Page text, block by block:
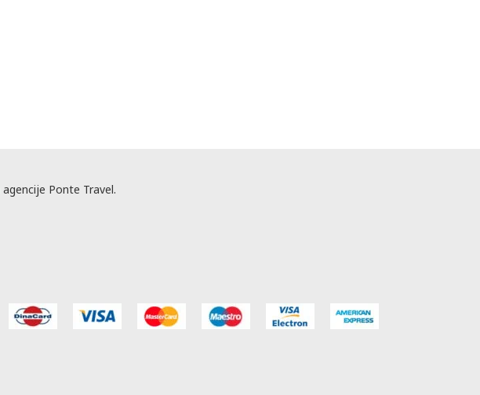
agencije Ponte Travel.